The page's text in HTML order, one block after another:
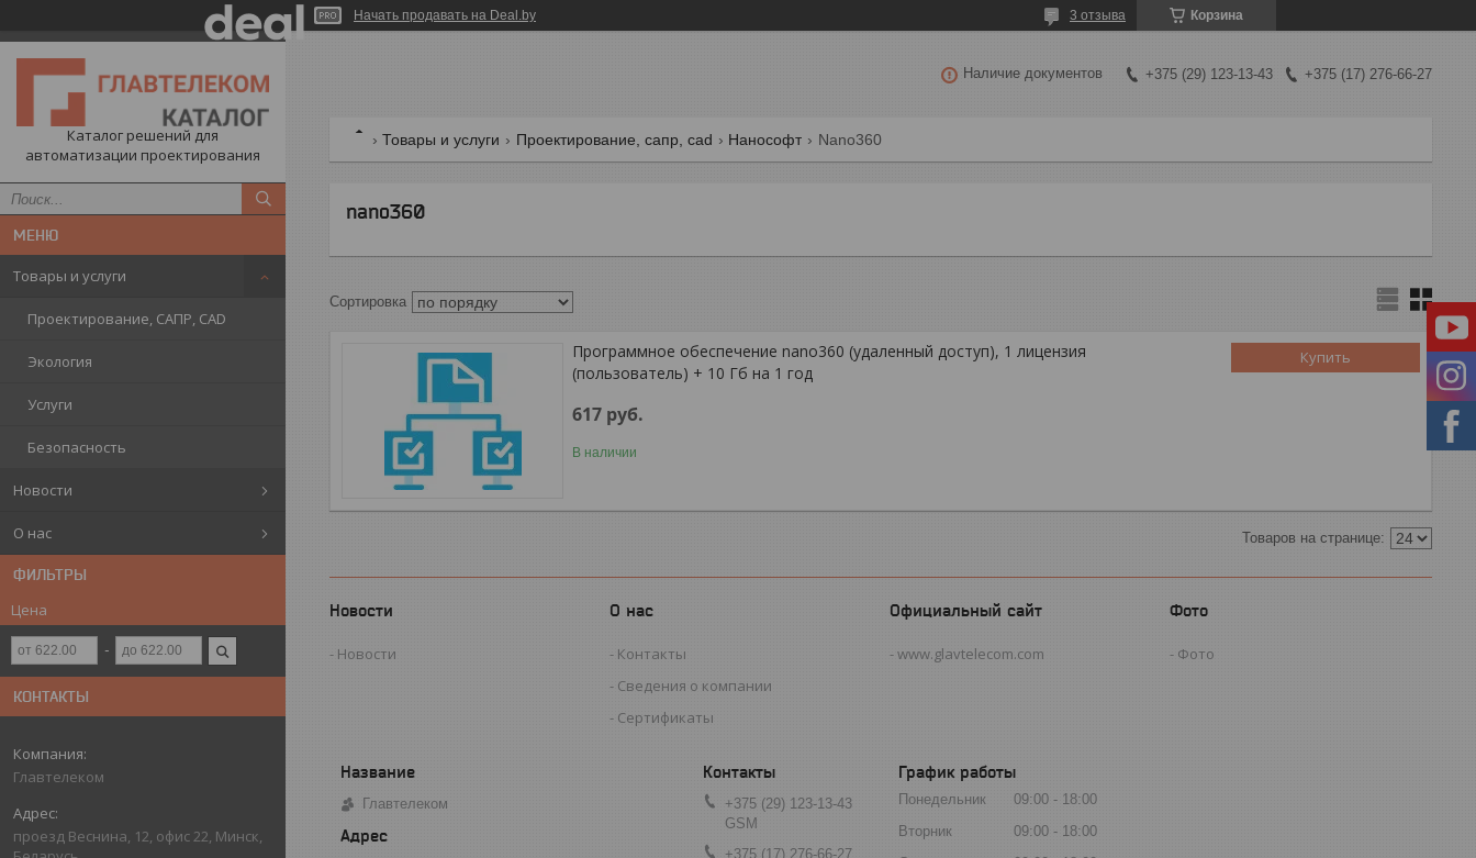
Начать продавать на Deal.by Корзина
3 отзыва
Каталог решений для
автоматизации проектирования
Товары и услуги
Проектирование, САПР, CAD
Экология
Услуги
Безопасность
Новости
О нас
ФИЛЬТРЫ
Цена
КОНТАКТЫ
Главтелеком
проезд Веснина, 12, офис 22, Минск,
Наличие документов +375 (29) 123-13-43 +375 (17) 276-66-27
Товары и услуги Проектирование, сапр, cad Нанософт Nano360
nano360
Купить
Программное обеспечение nano360 (удаленный доступ), 1 лицензия
(пользователь) + 10 Гб на 1 год
617 руб.
В наличии
Новости
Новости
О нас
Контакты
Сведения о компании
Сертификаты
Официальный сайт
www.glavtelecom.com
Фото
Фото
Главтелеком
+375 (29) 123-13-43
GSM
+375 (17) 276-66-27
График работы
Понедельник 09:00
18:00
Вторник
09:00
18:00